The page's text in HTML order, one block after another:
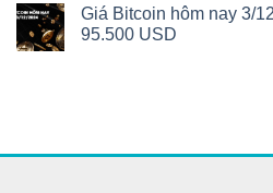
Giá Bitcoin hôm nay 3/
95.500 USD